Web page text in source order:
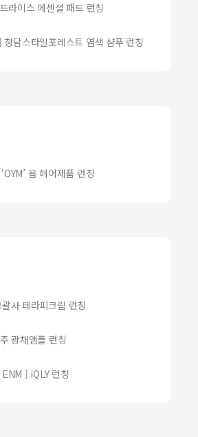
라이스 에센셜 패드 런칭
담스타일포레스트 염색 샴푸 런칭
욤 헤어제품 런칭
사 테라피크림 런칭
광채앰플 런칭
] iQLY 런칭